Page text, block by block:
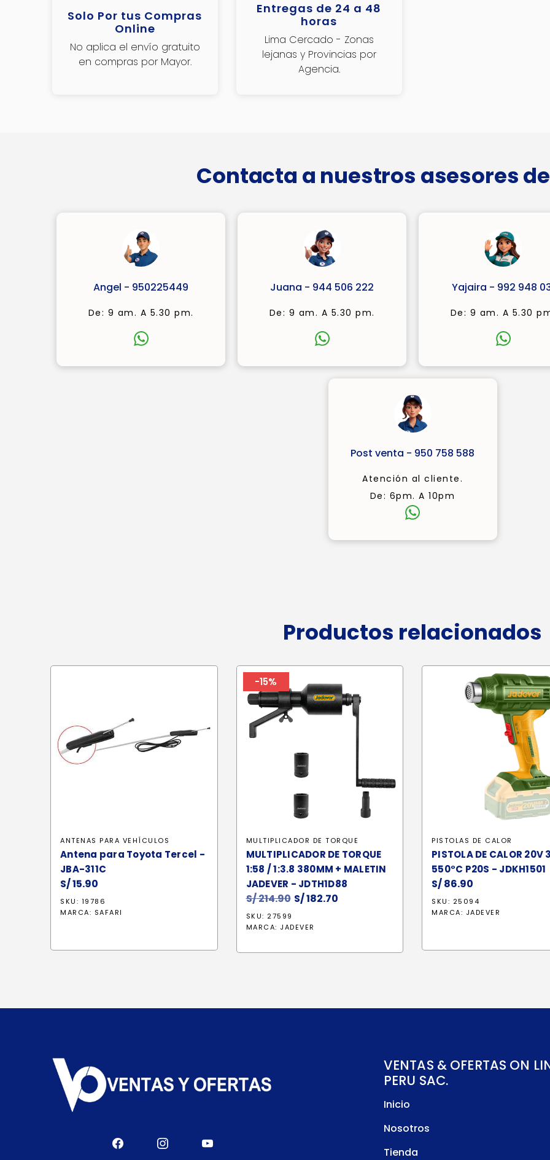
Solo Por tus Compras
Online
No aplica el envío gratuito
en compras por Mayor.
Entregas de 24 a 48
horas
Lima Cercado - Zonas
lejanas y Provincias por
Agencia.
Contacta a nuestros asesores
Angel - 950225449
De: 9 am. A 5.30 pm.
Juana - 944 506 222
De: 9 am. A 5.30 pm.
Yajaira - 992 948
De: 9 am. A 5.30
Post venta - 950 758 588
Atención al cliente.
De: 6pm. A 10pm
Productos relacionados
ANTENAS PARA VEHÍCULOS
Antena para Toyota Tercel -
JBA-311C
S/15.90
SKU: 19786
MARCA: SAFARI
-15%
MULTIPLICADOR DE TORQUE
MULTIPLICADOR DE TORQUE
1:58 / 1:3.8 380MM + MALETIN
JADEVER - JDTH1D88
S/214.90 El
original
S/ 214.90.
S/182.70
S/ 182.70.
SKU: 27599
MARCA: JADEVER
PISTOLAS DE CALOR
PISTOLA DE CALOR 20V
550°C P20S - JDKH1501
S/86.90
SKU: 25094
MARCA: JADEVER
VENTAS & OFERTAS ON
PERU SAC.
Inicio
Nosotros
Tienda